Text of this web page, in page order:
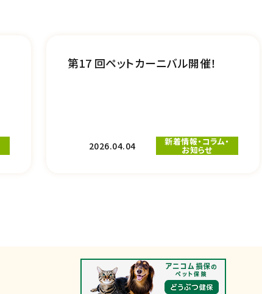
第17 回ペットカーニバル開催！
2026.04.04 新着情報・コラム・
お知らせ